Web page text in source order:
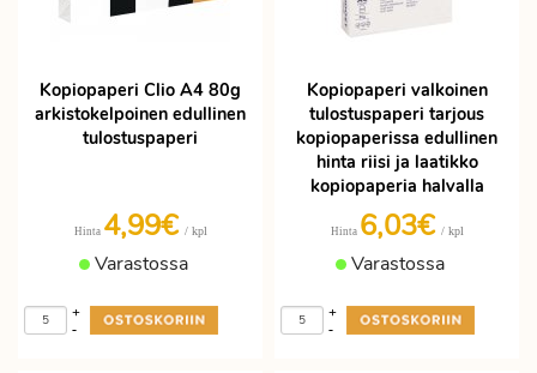
Kopiopaperi Clio A4 80g
arkistokelpoinen edullinen
tulostuspaperi
Hinta 4,99€ / kpl
Varastossa
-
+
Kopiopaperi valkoinen
tulostuspaperi tarjous
kopiopaperissa edullinen
hinta riisi ja laatikko
kopiopaperia halvalla
Hinta 6,03€ / kpl
Varastossa
-
+